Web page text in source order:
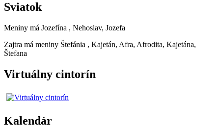
Sviatok
Meniny má Jozefína , Nehoslav, Jozefa
Zajtra má meniny Štefánia , Kajetán, Afra, Afrodita, Kajetána,
Štefana
Virtuálny cintorín
Kalendár